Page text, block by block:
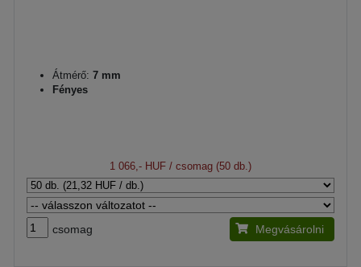
Átmérő: 7 mm
Fényes
1 066,- HUF / csomag (50 db.)
csomag Megvásárolni